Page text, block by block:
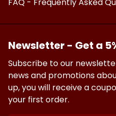
Newsletter - Get a
Subscribe to our
news and promotions
up, you will receive a
your first order.